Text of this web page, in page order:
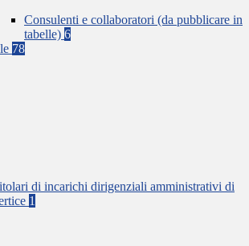
Consulenti e collaboratori (da pubblicare in
tabelle) 6
78
di incarichi dirigenziali amministrativi di
1